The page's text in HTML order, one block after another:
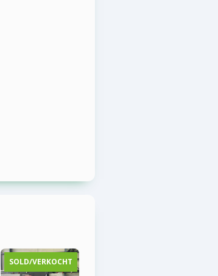
SOLD/VERKOCHT